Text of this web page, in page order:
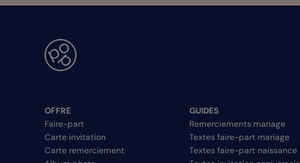
OFFRE
Faire-part
Carte invitation
Carte remerciement
GUIDES
Remerciements mariage
Textes faire-part mariage
Textes faire-part naissance